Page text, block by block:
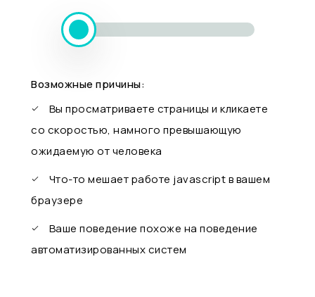
Возможные причины:
Вы просматриваете страницы и кликаете
со скоростью, намного превышающую
ожидаемую от человека
Что-то мешает работе javascript в вашем
браузере
Ваше поведение похоже на поведение
автоматизированных систем